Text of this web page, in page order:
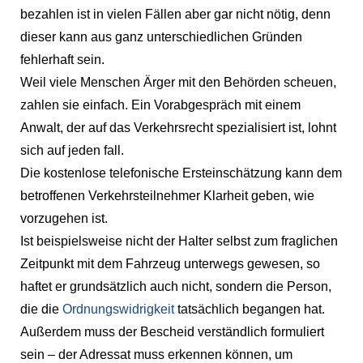
bezahlen ist in vielen Fällen aber gar nicht nötig, denn
dieser kann aus ganz unterschiedlichen Gründen
fehlerhaft sein.
Weil viele Menschen Ärger mit den Behörden scheuen,
zahlen sie einfach. Ein Vorabgespräch mit einem
Anwalt, der auf das Verkehrsrecht spezialisiert ist, lohnt
sich auf jeden fall.
Die kostenlose telefonische Ersteinschätzung kann dem
betroffenen Verkehrsteilnehmer Klarheit geben, wie
vorzugehen ist.
Ist beispielsweise nicht der Halter selbst zum fraglichen
Zeitpunkt mit dem Fahrzeug unterwegs gewesen, so
haftet er grundsätzlich auch nicht, sondern die Person,
die die Ordnungswidrigkeittatsächlich begangen hat.
Außerdem muss der Bescheid verständlich formuliert
sein – der Adressat muss erkennen können, um